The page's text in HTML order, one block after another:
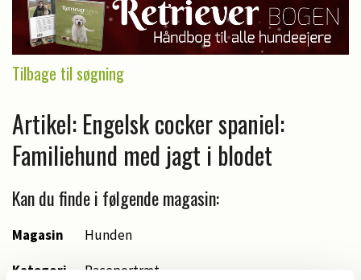
Tilbage til søgning
Artikel: Engelsk cocker spaniel:
Familiehund med jagt i blodet
Kan du finde i følgende magasin:
Magasin
Hunden
Kategori
Raceportræt